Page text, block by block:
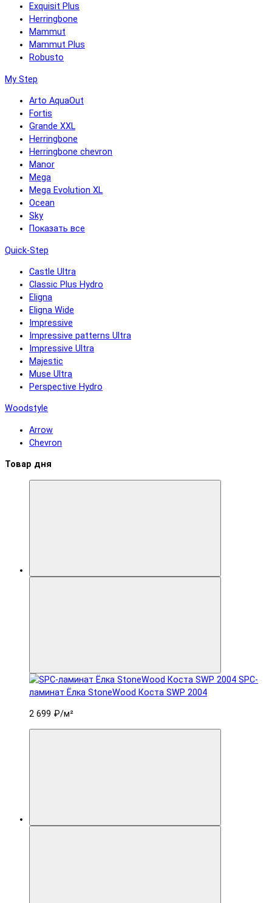
Exquisit Plus
Herringbone
Mammut
Mammut Plus
Robusto
My Step
Arto AquaOut
Fortis
Grande XXL
Herringbone
Herringbone chevron
Manor
Mega
Mega Evolution XL
Ocean
Sky
Показать все
Quick-Step
Castle Ultra
Classic Plus Hydro
Eligna
Eligna Wide
Impressive
Impressive patterns Ultra
Impressive Ultra
Majestic
Muse Ultra
Perspective Hydro
Woodstyle
Arrow
Chevron
Товар дня
SPC-
ламинат Ëлка StoneWood Коста SWP 2004
2 699 ₽/м²